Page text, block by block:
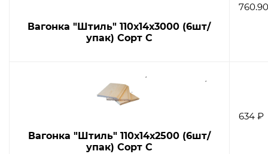
Вагонка "Штиль" 110х14х3000 (6шт/
упак) Сорт С
Вагонка "Штиль" 110х14х2500 (6шт/
упак) Сорт С
634 ₽